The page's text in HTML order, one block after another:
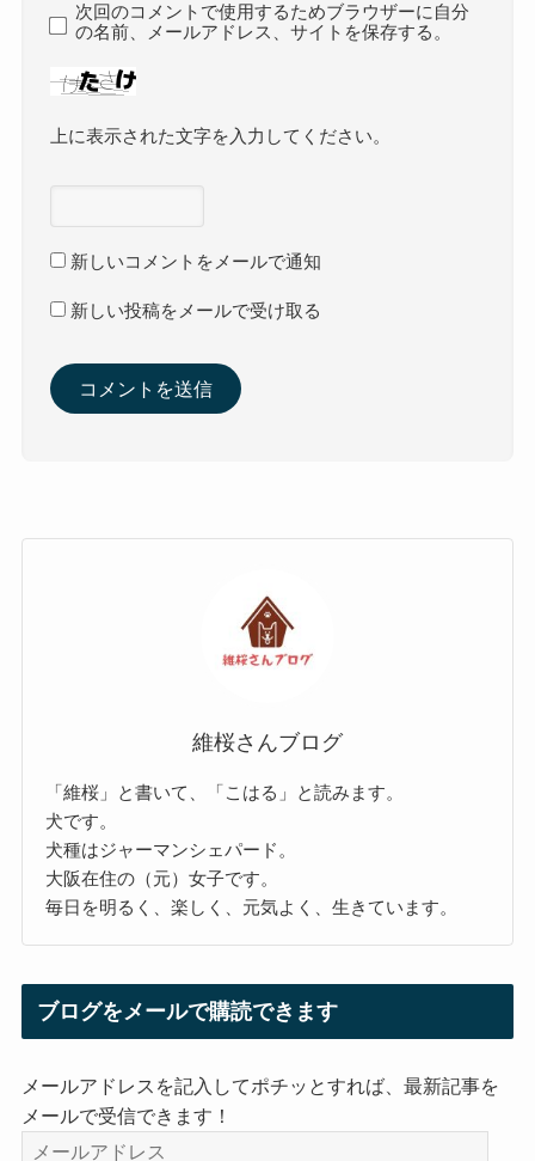
次回のコメントで使用するためブラウザーに自分
の名前、メールアドレス、サイトを保存する。
上に表示された文字を入力してください。
新しいコメントをメールで通知
新しい投稿をメールで受け取る
維桜さんブログ
「維桜」と書いて、「こはる」と読みます。
犬です。
犬種はジャーマンシェパード。
大阪在住の（元）女子です。
毎日を明るく、楽しく、元気よく、生きています。
ブログをメールで購読できます
メールアドレスを記入してポチッとすれば、最新記事を
メールで受信できます！
メ